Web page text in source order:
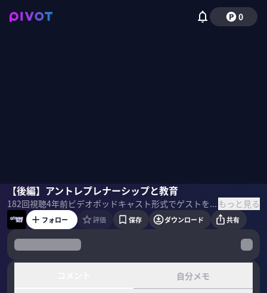
0
【後編】アントレプレナーシップと教育
182回視聴4年前 ビデオポッドキャスト形式でゲストを招き、最先端の話を聞くEXTREME TALK。 もっと見る
為末大佐々木紀彦
フォロー 評価 保存 ダウンロード 共有
自分メモ